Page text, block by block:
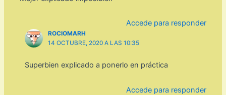
Accede para responder
ROCIOMARH
14 OCTUBRE, 2020 A LAS 10:35
Superbien explicado a ponerlo en práctica
Accede para responder